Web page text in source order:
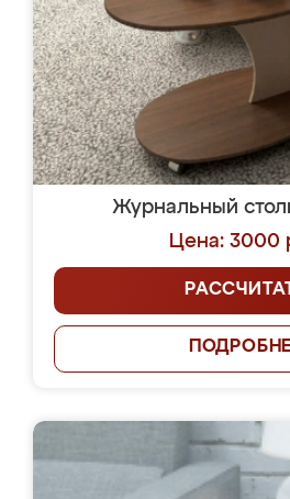
Журнальный
Цена: 3000